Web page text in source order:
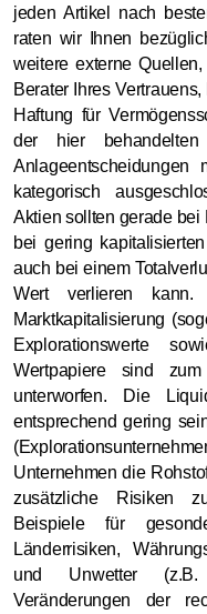
jeden Artikel nach
raten wir Ihnen
weitere externe
Berater Ihres
Haftung für
der hier
Anlageentscheidungen
kategorisch
Aktien sollten gerade bei
bei gering
auch bei einem
Wert verlieren kann.
Marktkapitalisierung
Explorationswerte
Wertpapiere sind
unterworfen. Die
entsprechend gering
Unternehmen die
zusätzliche Risiken
Beispiele für
Länderrisiken,
und Unwetter (z.B.
Veränderungen der